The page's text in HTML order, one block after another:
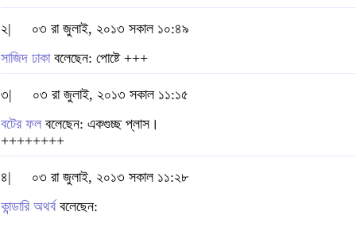
২|
০৩ রা জুলাই, ২০১৩ সকাল ১০:৪৯
সাজিদ ঢাকাবলেছেন: পোষ্টে +++
৩|
০৩ রা জুলাই, ২০১৩ সকাল ১১:১৫
বটের ফল বলেছেন: একগুচ্ছ প্লাস।
++++++++
৪|
০৩ রা জুলাই, ২০১৩ সকাল ১১:২৮
কান্ডারি অথর্ব বলেছেন: